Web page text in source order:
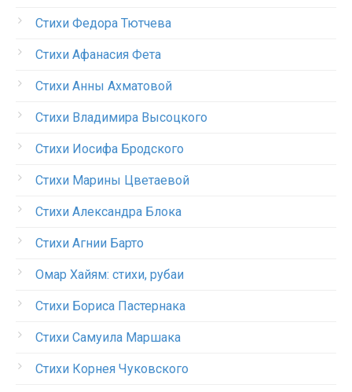
Стихи Федора Тютчева
Стихи Афанасия Фета
Стихи Анны Ахматовой
Стихи Владимира Высоцкого
Стихи Иосифа Бродского
Стихи Марины Цветаевой
Стихи Александра Блока
Стихи Агнии Барто
Омар Хайям: стихи, рубаи
Стихи Бориса Пастернака
Стихи Самуила Маршака
Стихи Корнея Чуковского